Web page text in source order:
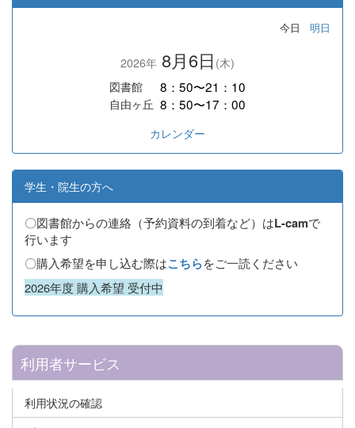
今日 明日
2026年 8月6日 (木)
図書館
8：50〜21：10
自由ヶ丘 8：50〜17：00
カレンダー
学生・院生の方へ
〇図書館からの連絡（予約資料の到着など）はL-camで
行います
〇購入希望を申し込む際はこちらをご一読ください
2026年度 購入希望 受付中
利用者サービス
利用状況の確認